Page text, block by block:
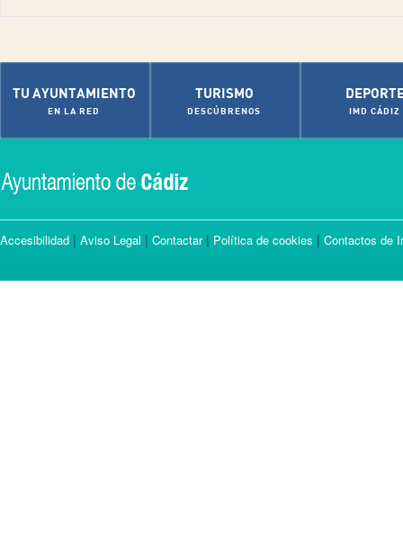
TU AYUNTAMIENTO
EN LA RED
TURISMO
DESCÚBRENOS IMD CÁDIZ
Accesibilidad | Aviso Legal | Contactar| Política de cookies | Contactos de